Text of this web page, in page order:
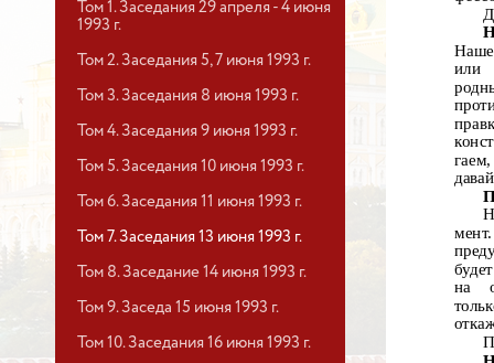
Том 1. Заседания 29 апреля - 4 июня
1993 г.
Том 2. Заседания 5, 7 июня 1993 г.
Том 3. Заседания 8 июня 1993 г.
Том 4. Заседания 9 июня 1993 г.
Том 5. Заседания 10 июня 1993 г.
Том 6. Заседания 11 июня 1993 г.
Том 7. Заседания 13 июня 1993 г.
Том 8. Заседание 14 июня 1993 г.
Том 9. Заседа 15 июня 1993 г.
Том 10. Заседания 16 июня 1993 г.
Наше
или
на